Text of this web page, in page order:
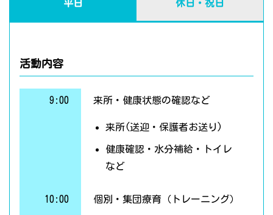
平日 休日・祝日
活動内容
9:00 来所・健康状態の確認など
来所(送迎・保護者お送り)
健康確認・水分補給・トイレ
など
10:00 個別・集団療育（トレーニング）